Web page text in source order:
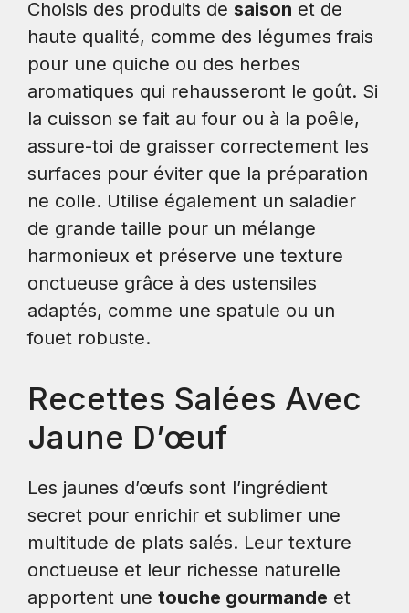
Choisis des produits de saison et de
haute qualité, comme des légumes frais
pour une quiche ou des herbes
aromatiques qui rehausseront le goût. Si
la cuisson se fait au four ou à la poêle,
assure-toi de graisser correctement les
surfaces pour éviter que la préparation
ne colle. Utilise également un saladier
de grande taille pour un mélange
harmonieux et préserve une texture
onctueuse grâce à des ustensiles
adaptés, comme une spatule ou un
fouet robuste.
Recettes Salées Avec
Jaune D’œuf
Les jaunes d’œufs sont l’ingrédient
secret pour enrichir et sublimer une
multitude de plats salés. Leur texture
onctueuse et leur richesse naturelle
apportent une touche gourmande et